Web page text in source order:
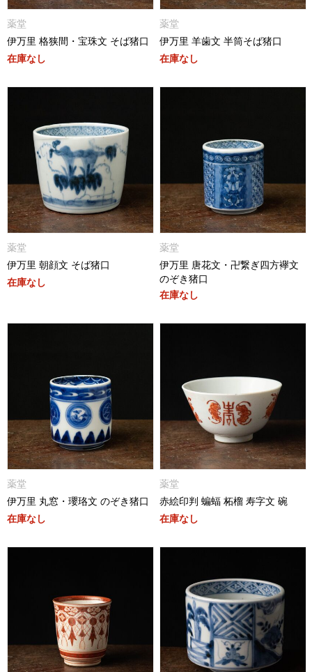
薬堂
伊万里 格狭間・宝珠文 そば猪口
在庫なし
薬堂
伊万里 羊歯文 半筒そば猪口
在庫なし
薬堂
伊万里 朝顔文 そば猪口
在庫なし
薬堂
伊万里 唐花文・卍繋ぎ四方襷文
のぞき猪口
在庫なし
薬堂
伊万里 丸窓・瓔珞文 のぞき猪口
在庫なし
薬堂
赤絵印判 蝙蝠 柘榴 寿字文 碗
在庫なし